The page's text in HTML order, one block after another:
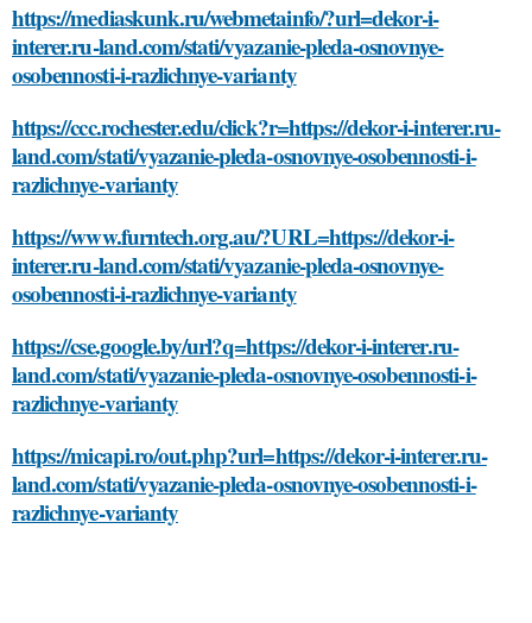
https://mediaskunk.ru/webmetainfo/?url=dekor-i-
interer.ru-land.com/stati/vyazanie-pleda-osnovnye-
osobennosti-i-razlichnye-varianty
https://ccc.rochester.edu/click?r=https://dekor-i-interer.ru-
land.com/stati/vyazanie-pleda-osnovnye-osobennosti-i-
razlichnye-varianty
https://www.furntech.org.au/?URL=https://dekor-i-
interer.ru-land.com/stati/vyazanie-pleda-osnovnye-
osobennosti-i-razlichnye-varianty
https://cse.google.by/url?q=https://dekor-i-interer.ru-
land.com/stati/vyazanie-pleda-osnovnye-osobennosti-i-
razlichnye-varianty
https://micapi.ro/out.php?url=https://dekor-i-interer.ru-
land.com/stati/vyazanie-pleda-osnovnye-osobennosti-i-
razlichnye-varianty